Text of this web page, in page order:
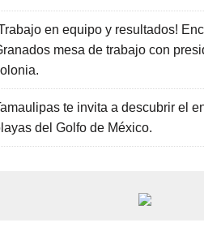
en equipo y resultados!
mesa de trabajo con
te invita a descubrir el
del Golfo de México.